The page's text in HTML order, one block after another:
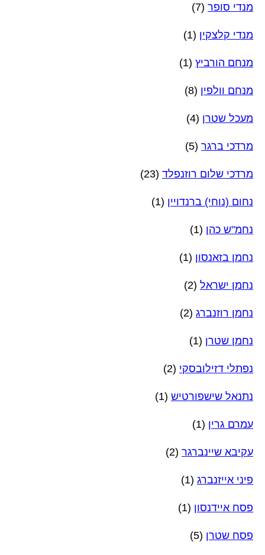
מנדי סופר (7)
מנדי קלצקין (1)
מנחם הורביץ (1)
מנחם וולפין (8)
מעכל שטרן (4)
מרדכי ברגר (5)
מרדכי שלום רוזנפלד (23)
נחום (נוחי) ברנדויין (1)
נחמ"ש כהן (1)
נחמן בזאנסון (1)
נחמן ישראל (2)
נחמן רוזנברג (2)
נחמן שטרן (1)
נפתלי דזילובסקי (2)
נתנאל שישפורטיש (1)
עמרם גרין (1)
עקיבא שיינברגר (2)
פיני אייזנברג (1)
פסח איידנסון (1)
פסח שטרן (5)